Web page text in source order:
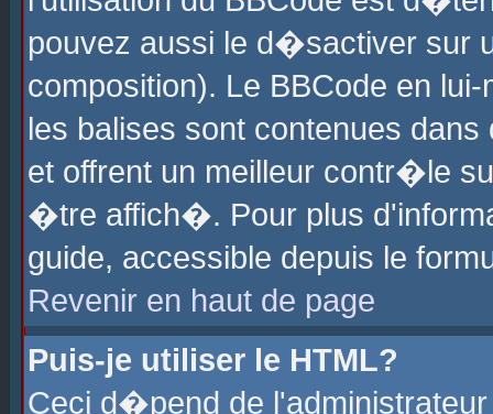
pouvez aussi le d�sactiver sur
composition). Le BBCode en
les balises sont contenues
et offrent un meilleur contr�le
�tre affich�. Pour plus
guide, accessible depuis le
Revenir en haut de page
Puis-je utiliser le HTML?
Ceci d�pend de